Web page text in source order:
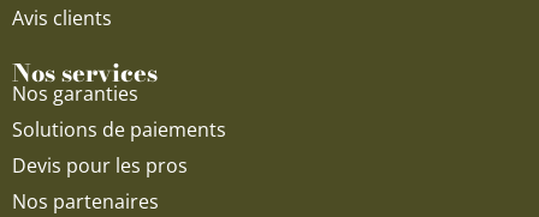
Avis clients
Nos services
Nos garanties
Solutions de paiements
Devis pour les pros
Nos partenaires